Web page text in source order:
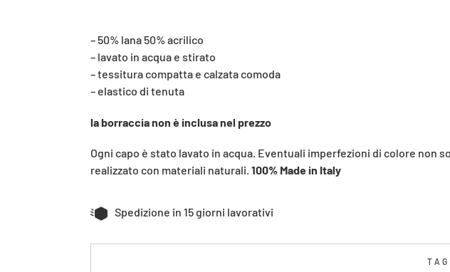
– 50% lana 50% acrilico
– lavato in acqua e stirato
– tessitura compatta e calzata comoda
– elastico di tenuta
la borraccia non è inclusa nel prezzo
Ogni capo è stato lavato in acqua. Eventuali imperfezioni di colore non
realizzato con materiali naturali. 100% Made in Italy
Spedizione in 15 giorni lavorativi